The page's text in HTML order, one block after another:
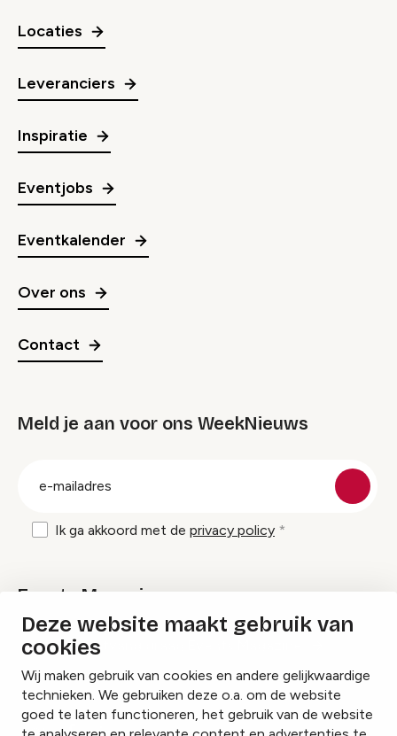
Deze website maakt gebruik van
cookies
Wij maken gebruik van cookies en andere gelijkwaardige
technieken. We gebruiken deze o.a. om de website
goed te laten functioneren, het gebruik van de website
Locaties
Leveranciers
Inspiratie
Eventjobs
Eventkalender
Over ons
Contact
Meld je aan voor ons WeekNieuws
Ik ga akkoord met de privacy policy
Events Magazine
Ik ontvang graag Events Magazine